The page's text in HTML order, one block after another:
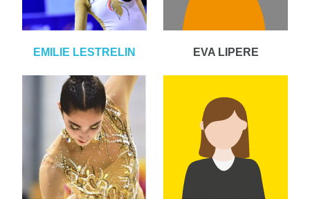
EMILIE LESTRELIN EVA LIPERE